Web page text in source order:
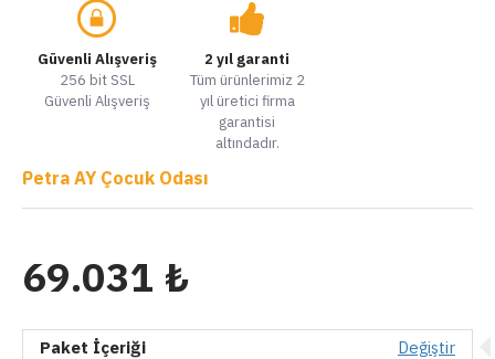
Güvenli Alışveriş
256 bit SSL
Güvenli Alışveriş
2 yıl garanti
Tüm ürünlerimiz 2
yıl üretici firma
garantisi
altındadır.
Petra AY Çocuk Odası
69.031 ₺
Paket İçeriği
Değiştir